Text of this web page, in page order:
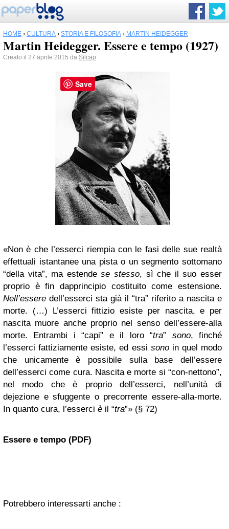
HOME › CULTURA › STORIA E FILOSOFIA › MARTIN HEIDEGGER
Martin Heidegger. Essere e tempo (1927)
Creato il 27 aprile 2015 da Silcap
«Non è che l’esserci riempia con le fasi delle sue realtà
effettuali istantanee una pista o un segmento sottomano
“della vita”, ma estendese stesso, sì che il suo esser
proprio è fin dapprincipio costituito come estensione.
Nell’essere dell’esserci sta già il “tra” riferito a nascita e
morte. (…) L’esserci fittizio esiste per nascita, e per
nascita muore anche proprio nel senso dell’essere-alla
morte. Entrambi i “capi” e il loro “tra” sono, finché
l’esserci fattiziamente esiste, ed essi sonoin quel modo
che unicamente è possibile sulla base dell’essere
dell’esserci come cura. Nascita e morte si “con-nettono”,
nel modo che è proprio dell’esserci, nell’unità di
dejezione e sfuggente o precorrente essere-alla-morte.
In quanto cura, l’esserci è il “tra”» (§ 72)
Essere e tempo (PDF)
Potrebbero interessarti anche :
Save